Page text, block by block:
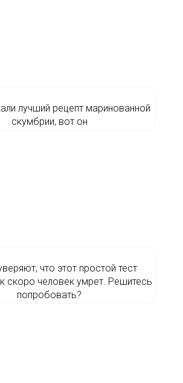
лучший рецепт маринованной
скумбрии, вот он
что этот простой тест
скоро человек умрет. Решитесь
попробовать?